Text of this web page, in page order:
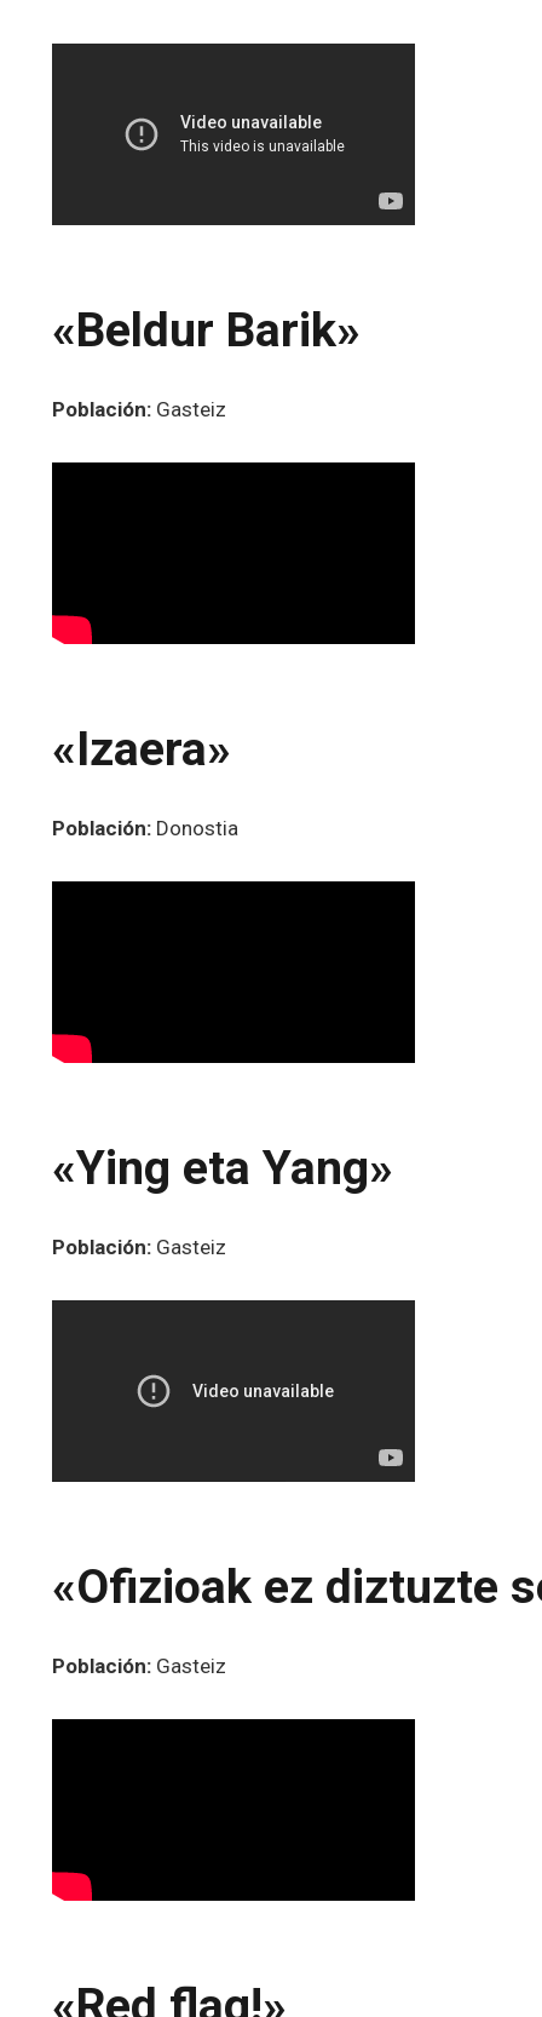
«Beldur Barik»
Población:Gasteiz
«Izaera»
Población:Donostia
«Ying eta Yang»
Población:Gasteiz
«Ofizioak ez diztuzte
Población:Gasteiz
«Red flag!»